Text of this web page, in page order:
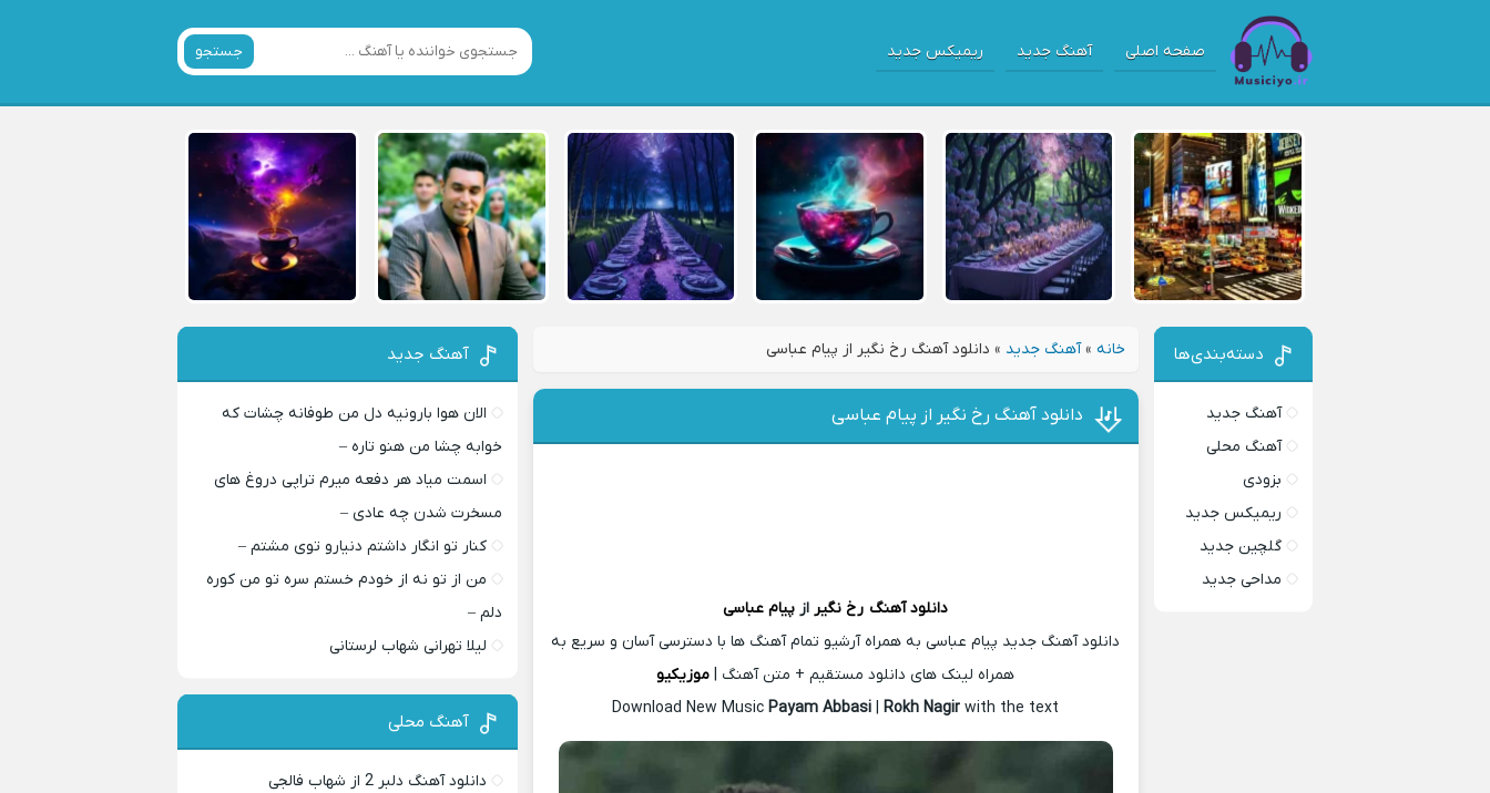
صفحه اصلی آهنگ جدید ریمیکس جدید جستجو
خانه »آهنگ جدید » دانلود آهنگ رخ نگیر از پیام عباسی
دانلود آهنگ رخ نگیر از پیام عباسی
دانلود آهنگ رخ نگیر از پیام عباسی
دانلود آهنگ جدید پیام عباسی به همراه آرشیو تمام آهنگ ها با دسترسی آسان و سریع به
همراه لینک های دانلود مستقیم + متن آهنگ | موزیکیو
Download New MusicPayam Abbasi |Rokh Nagirwith the text
دسته‌بندی‌ها
آهنگ جدید
آهنگ محلی
بزودی
ریمیکس جدید
گلچین جدید
مداحی جدید
آهنگ جدید
الان هوا بارونیه دل من طوفانه چشات که
خوابه چشا من هنو تاره –
اسمت میاد هر دفعه میرم تراپی دروغ‌ های
مسخرت شدن چه عادی –
کنار تو انگار داشتم دنیارو توی مشتم –
من از تو نه از خودم خستم سره تو من کوره
دلم –
لیلا تهرانی شهاب لرستانی
آهنگ محلی
دانلود آهنگ دلبر 2 از شهاب فالجی